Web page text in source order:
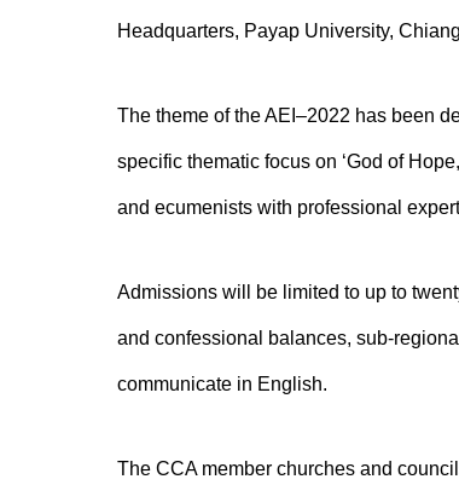
Headquarters, Payap University,
The theme of the AEI–2022 has been
specific thematic focus on ‘God of
and ecumenists with professional
Admissions will be limited to up to
and confessional balances, sub-
communicate in English.
The CCA member churches and